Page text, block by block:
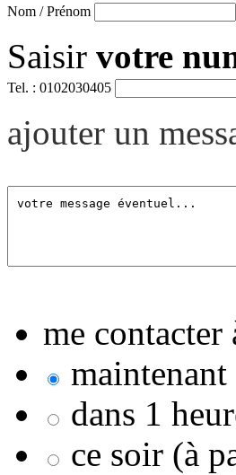
Nom / Prénom
Saisir votre
Tel. : 0102030405
ajouter un
me contacter
maintenant
dans 1
ce soir (à